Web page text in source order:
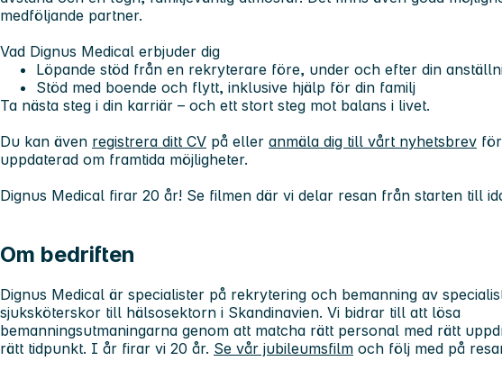
medföljande partner.
Vad Dignus Medical erbjuder dig
Löpande stöd från en rekryterare före, under och efter din
Stöd med boende och flytt, inklusive hjälp för din familj
Ta nästa steg i din karriär – och ett stort steg mot balans i livet.
Du kan även registrera ditt CV på eller anmäla dig till vårt nyhetsbrev
uppdaterad om framtida möjligheter.
Dignus Medical firar 20 år! Se filmen där vi delar resan från starten till
Om bedriften
Dignus Medical är specialister på rekrytering och bemanning av
sjuksköterskor till hälsosektorn i Skandinavien. Vi bidrar till att lösa
bemanningsutmaningarna genom att matcha rätt personal med rätt
rätt tidpunkt. I år firar vi 20 år. Se vår jubileumsfilm och följ med på